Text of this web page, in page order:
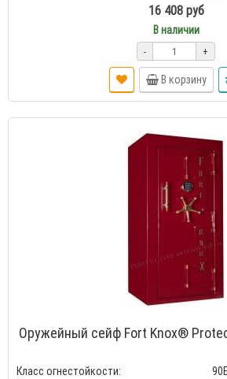
16 408 руб
В наличии
- +
В корзину
Оружейный сейф Fort Knox®
Класс огнестойкости: